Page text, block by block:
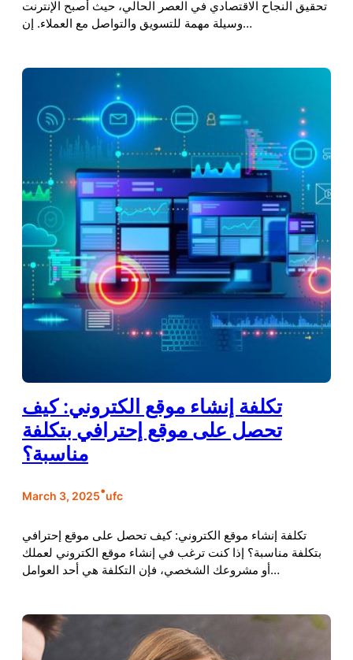
تحقيق النجاح الاقتصادي في العصر الحالي، حيث أصبح الإنترنت
وسيلة مهمة للتسويق والتواصل مع العملاء. إن…
تكلفة إنشاء موقع الكتروني: كيف
تحصل على موقع إحترافي بتكلفة
مناسبة؟
March 3, 2025•ufc
تكلفة إنشاء موقع الكتروني: كيف تحصل على موقع إحترافي
بتكلفة مناسبة؟ إذا كنت ترغب في إنشاء موقع الكتروني لعملك
أو مشروعك الشخصي، فإن التكلفة هي أحد العوامل…